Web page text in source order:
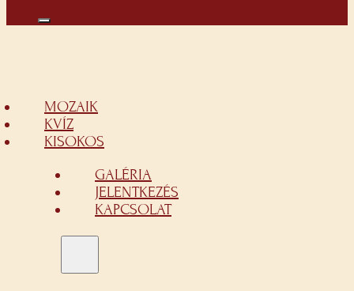
MOZAIK
KVÍZ
KISOKOS
GALÉRIA
JELENTKEZÉS
KAPCSOLAT